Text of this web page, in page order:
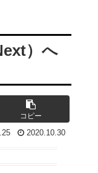
）へ
コピー
2020.10.30